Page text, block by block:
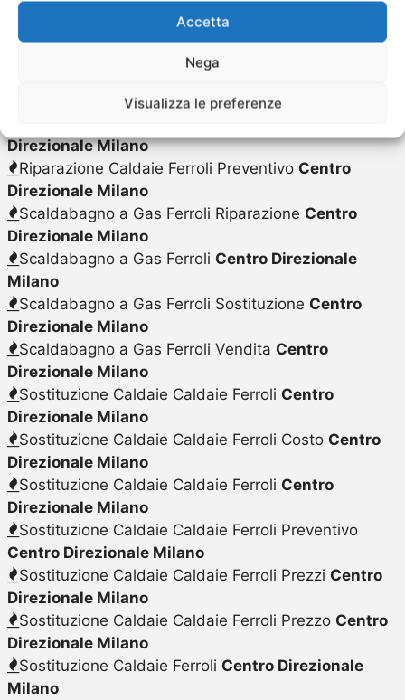
Accetta
Nega
Visualizza le preferenze
Pulizia Caldaie Ferroli
Pulizia Caldaie Ferroli CostoCentro Direzionale
Riparazione Caldaie Ferroli
Direzionale Milano
Riparazione Caldaie Ferroli Preventivo Centro
Direzionale Milano
Scaldabagno a Gas Ferroli Riparazione Centro
Direzionale Milano
Scaldabagno a Gas Ferroli Centro Direzionale
Milano
Scaldabagno a Gas Ferroli Sostituzione Centro
Direzionale Milano
Scaldabagno a Gas Ferroli Vendita Centro
Direzionale Milano
Sostituzione Caldaie Caldaie Ferroli Centro
Direzionale Milano
Sostituzione Caldaie Caldaie Ferroli Costo Centro
Direzionale Milano
Sostituzione Caldaie Caldaie Ferroli Centro
Direzionale Milano
Sostituzione Caldaie Caldaie Ferroli Preventivo
Centro Direzionale Milano
Sostituzione Caldaie Caldaie Ferroli Prezzi Centro
Direzionale Milano
Sostituzione Caldaie Caldaie Ferroli Prezzo Centro
Direzionale Milano
Sostituzione Caldaie Ferroli Centro Direzionale
Milano